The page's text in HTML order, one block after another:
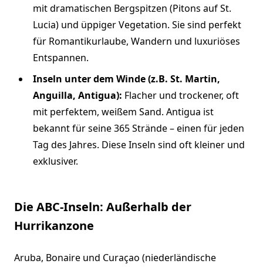
mit dramatischen Bergspitzen (Pitons auf St.
Lucia) und üppiger Vegetation. Sie sind perfekt
für Romantikurlaube, Wandern und luxuriöses
Entspannen.
Inseln unter dem Winde (z.B. St. Martin,
Anguilla, Antigua): Flacher und trockener, oft
mit perfektem, weißem Sand. Antigua ist
bekannt für seine 365 Strände – einen für jeden
Tag des Jahres. Diese Inseln sind oft kleiner und
exklusiver.
Die ABC-Inseln: Außerhalb der
Hurrikanzone
Aruba, Bonaire und Curaçao (niederländische